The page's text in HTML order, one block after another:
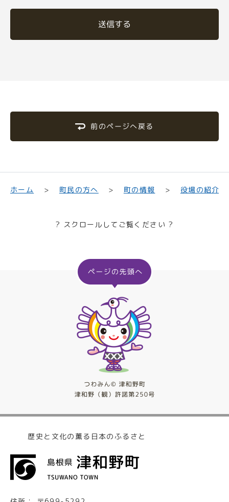
送信する
前のページへ戻る
ホーム 町民の方へ 町の情報 役場の紹介
? スクロールしてご覧ください ?
歴史と文化の薫る日本のふるさと